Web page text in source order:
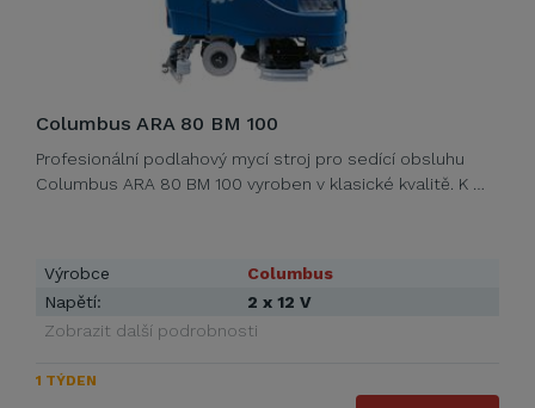
Columbus ARA 80 BM 100
Profesionální podlahový mycí stroj pro sedící obsluhu
Columbus ARA 80 BM 100 vyroben v klasické kvalitě. K …
Výrobce
Columbus
Napětí:
2 x 12 V
Zobrazit další podrobnosti
1 TÝDEN